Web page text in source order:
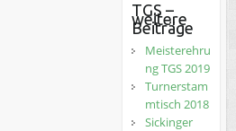
TGS –
weitere
Beiträge
Meisterehru
ng TGS 2019
Turnerstam
mtisch 2018
Sickinger